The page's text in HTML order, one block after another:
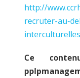
http://
recruter-au-
Ce